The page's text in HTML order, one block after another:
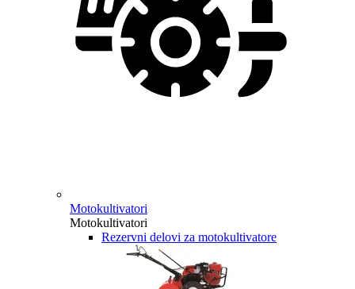
Motokultivatori
Motokultivatori
Rezervni delovi za motokultivatore